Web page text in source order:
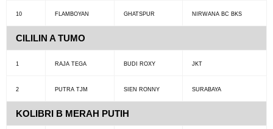
10 FLAMBOYAN GHATSPUR NIRWANA BC BKS
CILILIN A TUMO
1 RAJA TEGA BUDI ROXY JKT
2 PUTRA TJM SIEN RONNY SURABAYA
KOLIBRI B MERAH PUTIH